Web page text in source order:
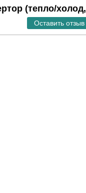
(тепло/холод,
Оставить отзыв